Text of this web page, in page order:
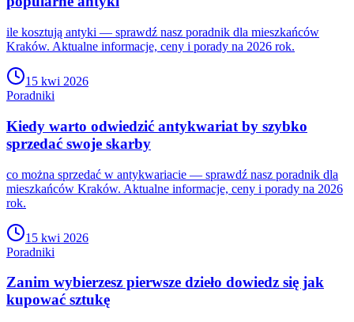
ile kosztują antyki — sprawdź nasz poradnik dla mieszkańców
Kraków. Aktualne informacje, ceny i porady na 2026 rok.
15 kwi 2026
Poradniki
Kiedy warto odwiedzić antykwariat by szybko
sprzedać swoje skarby
co można sprzedać w antykwariacie — sprawdź nasz poradnik dla
mieszkańców Kraków. Aktualne informacje, ceny i porady na 2026
rok.
15 kwi 2026
Poradniki
Zanim wybierzesz pierwsze dzieło dowiedz się jak
kupować sztukę